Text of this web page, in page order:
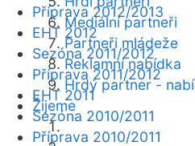
Mediální partneři
Partneři mládeže
Reklamní nabídka
Hrdý partner -
Žijeme
Příprava 2012/2013
EHT 2012
Sezóna 2011/2012
Příprava 2011/2012
EHT 2011
Sezóna 2010/2011
Příprava 2010/2011